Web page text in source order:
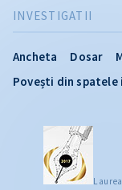
INVESTIGATII
Ancheta Dosar
Povești din